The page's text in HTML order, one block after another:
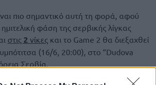
πιο σημαντικό αυτή τη φορά, αφού
ημιτελική φάση της σερβικής λίγκας
στις 2 νίκες και το Game 2 θα διεξαχθεί
(16/6, 20:00), στο “Dudova
Σερβία.